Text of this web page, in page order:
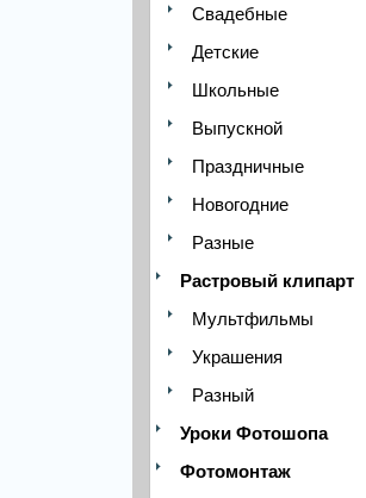
Свадебные
Детские
Школьные
Выпускной
Праздничные
Новогодние
Разные
Растровый клипарт
Мультфильмы
Украшения
Разный
Уроки Фотошопа
Фотомонтаж